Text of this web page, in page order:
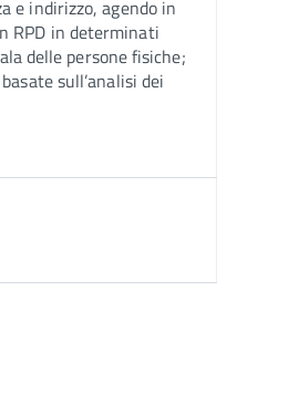
e indirizzo, agendo in
RPD in determinati
delle persone fisiche;
sull’analisi dei